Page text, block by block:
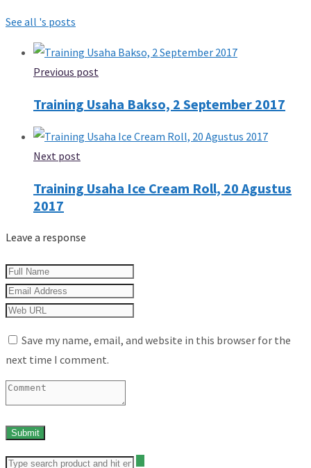
See all 's posts
Previous post
Training Usaha Bakso, 2 September 2017
Next post
Training Usaha Ice Cream Roll, 20 Agustus
2017
Leave a response
Save my name, email, and website in this browser for the
next time I comment.